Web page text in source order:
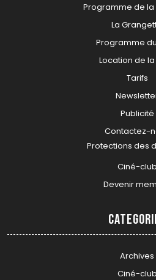
Programme de
La
Programme
Location de
Tarifs
Publicité
Contactez-
Protections des
Ciné-club
Devenir
Archives
Ciné-club